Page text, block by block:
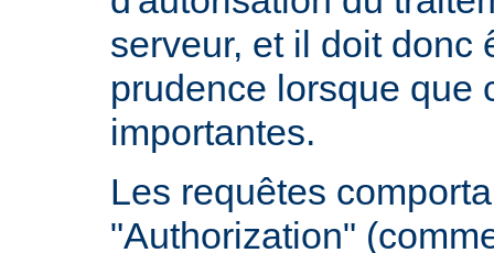
serveur, et il doit donc
prudence lorsque que
importantes.
Les requêtes
"Authorization"